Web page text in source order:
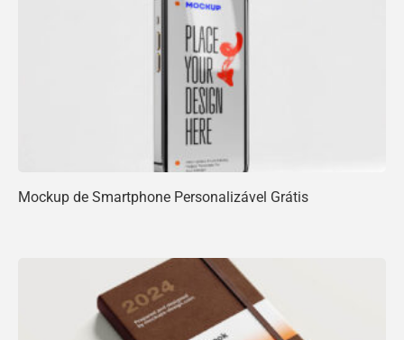
Mockup de Smartphone Personalizável Grátis